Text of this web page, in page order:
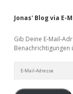
Jonas' Blog via E-
Gib Deine E-Mail-
Benachrichtigungen
Mail-